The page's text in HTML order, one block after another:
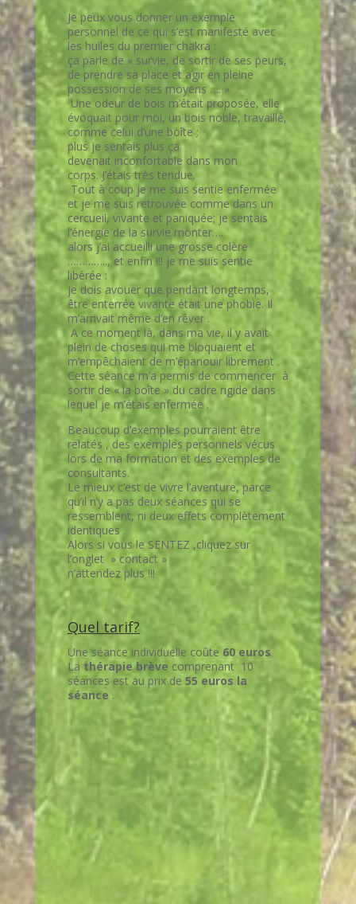
Je peux vous donner un exemple
personnel de ce qui s’est manifesté avec
les huiles du premier chakra :
ça parle de « survie, de sortir de ses peurs,
de prendre sa place et agir en pleine
possession de ses moyens …. »
Une odeur de bois m’était proposée, elle
évoquait pour moi, un bois noble, travaillé,
comme celui d’une boîte ;
plus je sentais plus ça
devenait inconfortable dans mon
corps. J’étais très tendue.
Tout à coup je me suis sentie enfermée
et je me suis retrouvée comme dans un
cercueil, vivante et paniquée; je sentais
l’énergie de la survie monter….
alors j’ai accueilli une grosse colère
………….., et enfin !!! je me suis sentie
libérée :
je dois avouer que pendant longtemps,
être enterrée vivante était une phobie. Il
m’arrivait même d’en rêver .
A ce moment là, dans ma vie, il y avait
plein de choses qui me bloquaient et
m’empêchaient de m’épanouir librement .
Cette séance m’a permis de commencer à
sortir de « la boîte » du cadre rigide dans
lequel je m’étais enfermée .
Beaucoup d’exemples pourraient être
relatés , des exemples personnels vécus
lors de ma formation et des exemples de
consultants.
Le mieux c’est de vivre l’aventure, parce
qu’il n’y a pas deux séances qui se
ressemblent, ni deux effets complètement
identiques .
Alors si vous le SENTEZ ,cliquez sur
l’onglet » contact »
n’attendez plus !!!
Quel tarif?
Une séance individuelle coûte 60 euros
La thérapie brève comprenant 10
séances est au prix de 55 euros la
séance.